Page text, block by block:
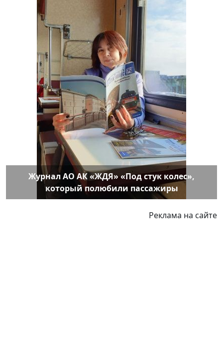
Журнал АО АК «ЖДЯ» «Под стук колес»,
который полюбили пассажиры
Реклама на сайте